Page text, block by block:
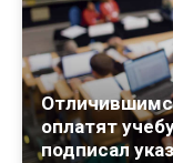
оплатят
подписал указ